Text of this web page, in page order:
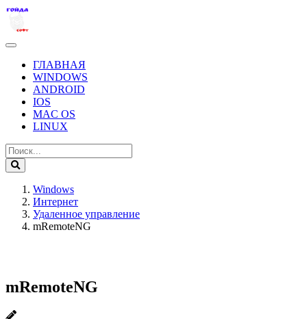
ГЛАВНАЯ
WINDOWS
ANDROID
IOS
MAC OS
LINUX
Windows
Интернет
Удаленное управление
mRemoteNG
mRemoteNG